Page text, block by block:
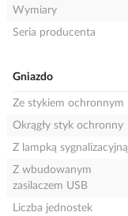
Wymiary
Seria producenta
Gniazdo
Ze stykiem ochronnym
Okrągły styk ochronny
Z lampką sygnalizacyjną
Z wbudowanym
zasilaczem USB
Liczba jednostek